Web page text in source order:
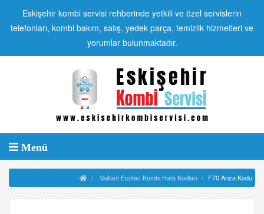
Eskişehir kombi servisi rehberinde yetkili ve özel servislerin
telefonları, kombi bakım, satış, yedek parça, temizlik hizmetleri ve
yorumlar bulunmaktadır.
Menü
Vaillant Ecotec Kombi Hata Kodları F70 Arıza Kodu